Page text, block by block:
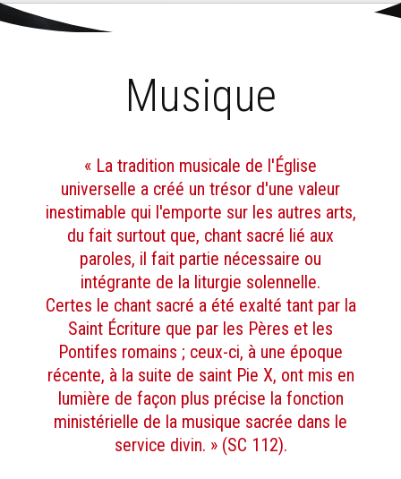
Aller
contenu.
Outils
personnels
Accueil
Musique
« La tradition musicale de l'Église
universelle a créé un trésor d'une valeur
inestimable qui l'emporte sur les autres arts,
du fait surtout que, chant sacré lié aux
paroles, il fait partie nécessaire ou
intégrante de la liturgie solennelle.
Certes le chant sacré a été exalté tant par la
Saint Écriture que par les Pères et les
Pontifes romains ; ceux-ci, à une époque
récente, à la suite de saint Pie X, ont mis en
lumière de façon plus précise la fonction
ministérielle de la musique sacrée dans le
service divin. » (SC 112).